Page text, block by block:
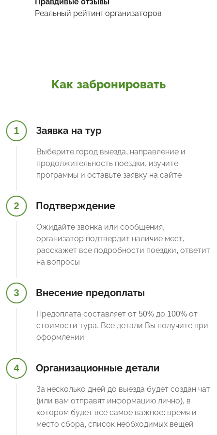
Правдивые отзывы
Реальный рейтинг организаторов
Как забронировать
1 Заявка на тур
Выберите город выезда, направление и
продолжительность поездки, изучите
программы и оставьте заявку на сайте
2 Подтверждение
Ожидайте звонка или сообщения,
организатор подтвердит наличие мест,
расскажет все подробности поездки, ответит
на вопросы
3 Внесение предоплаты
Предоплата составляет от 50% до 100% от
стоимости тура. Все детали Вы получите при
оформлении
4 Организационные детали
За несколько дней до выезда будет создан чат
(или вам отправят информацию лично), в
котором будет все самое важное: время и
место сбора, список необходимых вещей